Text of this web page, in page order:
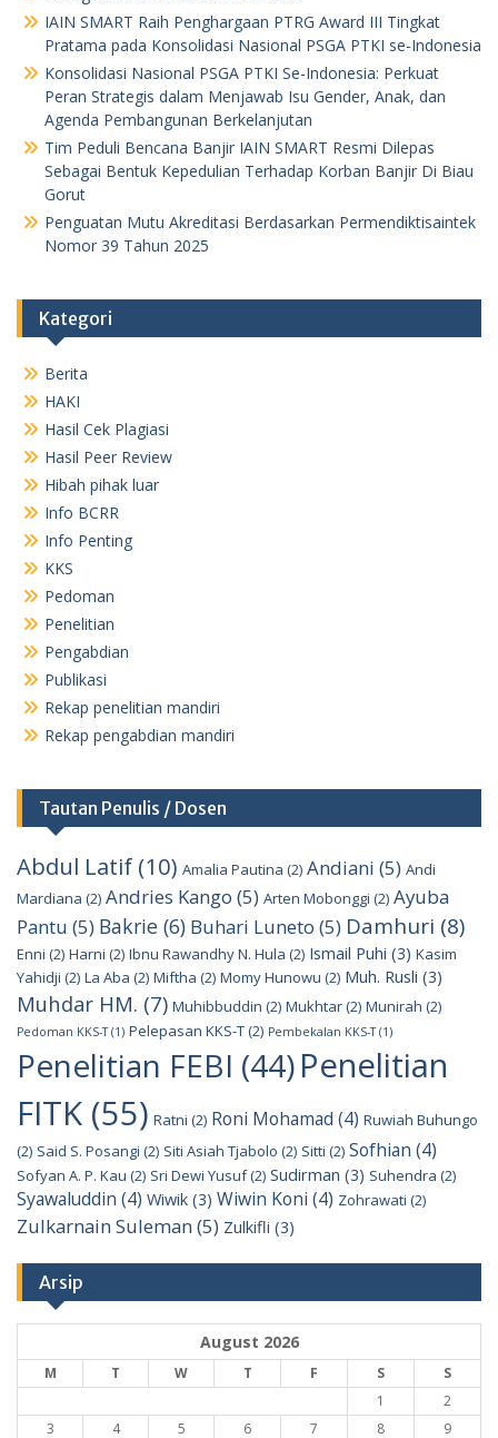
IAIN SMART Raih Penghargaan PTRG Award III Tingkat
Pratama pada Konsolidasi Nasional PSGA PTKI se-Indonesia
Konsolidasi Nasional PSGA PTKI Se-Indonesia: Perkuat
Peran Strategis dalam Menjawab Isu Gender, Anak, dan
Agenda Pembangunan Berkelanjutan
Tim Peduli Bencana Banjir IAIN SMART Resmi Dilepas
Sebagai Bentuk Kepedulian Terhadap Korban Banjir Di Biau
Gorut
Penguatan Mutu Akreditasi Berdasarkan Permendiktisaintek
Nomor 39 Tahun 2025
Kategori
Berita
HAKI
Hasil Cek Plagiasi
Hasil Peer Review
Hibah pihak luar
Info BCRR
Info Penting
KKS
Pedoman
Penelitian
Pengabdian
Publikasi
Rekap penelitian mandiri
Rekap pengabdian mandiri
Tautan Penulis / Dosen
Abdul Latif (10) Amalia Pautina (2) Andiani (5) Andi
Mardiana (2) Andries Kango (5) Arten Mobonggi (2) Ayuba
Pantu (5) Bakrie (6) Buhari Luneto (5) Damhuri (8)
Enni (2) Harni (2) Ibnu Rawandhy N. Hula (2) Ismail Puhi (3) Kasim
Yahidji (2) La Aba (2) Miftha (2) Momy Hunowu (2) Muh. Rusli (3)
Muhdar HM. (7) Muhibbuddin (2) Mukhtar(2) Munirah (2)
Pedoman KKS-T(1) Pelepasan KKS-T(2) Pembekalan KKS-T(1)
Penelitian FEBI (44)Penelitian
FITK (55) Ratni (2) Roni Mohamad (4) Ruwiah Buhungo
(2) Said S. Posangi (2) Siti Asiah Tjabolo (2) Sitti (2) Sofhian (4)
Sofyan A. P. Kau (2) Sri Dewi Yusuf(2) Sudirman (3) Suhendra (2)
Syawaluddin (4) Wiwik (3) Wiwin Koni (4) Zohrawati (2)
Zulkarnain Suleman(5) Zulkifli (3)
Arsip
August 2026
M T W T F S
S
1
2
3
4 5 6 7 8 9